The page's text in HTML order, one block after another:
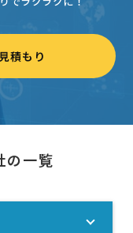
積もり
の一覧